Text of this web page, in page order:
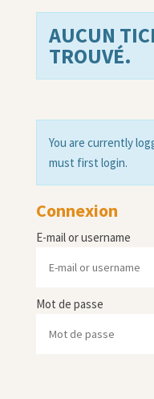
AUCUN
TROUVÉ.
You are currently
must first login.
Connexion
E-mail or username
Mot de passe